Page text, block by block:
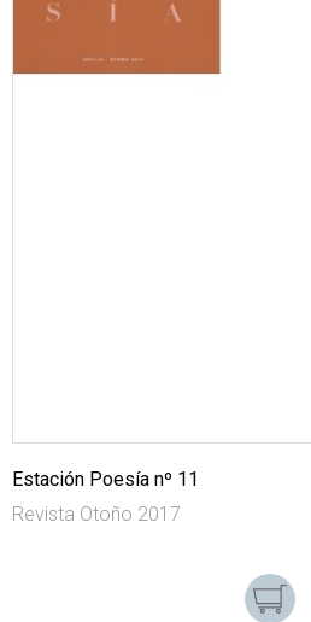
Estación Poesía nº 11
Revista Otoño 2017